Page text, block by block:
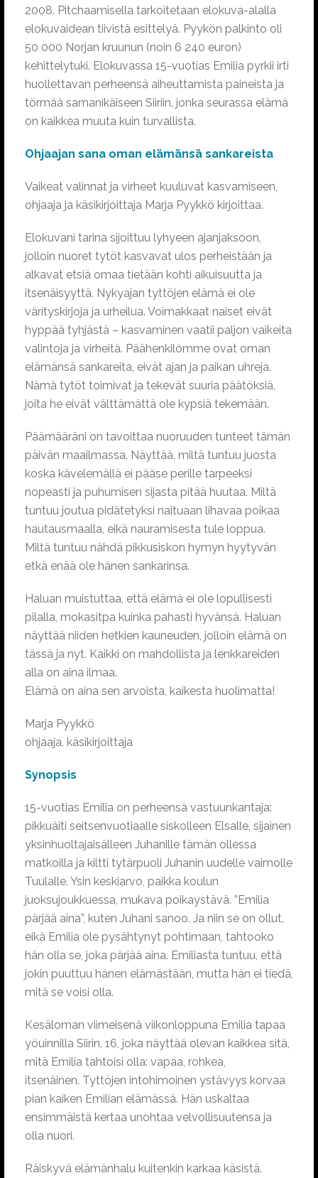
2008. Pitchaamisella tarkoitetaan elokuva-alalla
elokuvaidean tiivistä esittelyä. Pyykön palkinto oli
50 000 Norjan kruunun (noin 6 240 euron)
kehittelytuki. Elokuvassa 15-vuotias Emilia pyrkii irti
huollettavan perheensä aiheuttamista paineista ja
törmää samanikäiseen Siiriin, jonka seurassa elämä
on kaikkea muuta kuin turvallista.
Ohjaajan sana oman elämänsä sankareista
Vaikeat valinnat ja virheet kuuluvat kasvamiseen,
ohjaaja ja käsikirjoittaja Marja Pyykkö kirjoittaa.
Elokuvani tarina sijoittuu lyhyeen ajanjaksoon,
jolloin nuoret tytöt kasvavat ulos perheistään ja
alkavat etsiä omaa tietään kohti aikuisuutta ja
itsenäisyyttä. Nykyajan tyttöjen elämä ei ole
värityskirjoja ja urheilua. Voimakkaat naiset eivät
hyppää tyhjästä – kasvaminen vaatii paljon vaikeita
valintoja ja virheitä. Päähenkilömme ovat oman
elämänsä sankareita, eivät ajan ja paikan uhreja.
Nämä tytöt toimivat ja tekevät suuria päätöksiä,
joita he eivät välttämättä ole kypsiä tekemään.
Päämääräni on tavoittaa nuoruuden tunteet tämän
päivän maailmassa. Näyttää, miltä tuntuu juosta
koska kävelemällä ei pääse perille tarpeeksi
nopeasti ja puhumisen sijasta pitää huutaa. Miltä
tuntuu joutua pidätetyksi naituaan lihavaa poikaa
hautausmaalla, eikä nauramisesta tule loppua.
Miltä tuntuu nähdä pikkusiskon hymyn hyytyvän
etkä enää ole hänen sankarinsa.
Haluan muistuttaa, että elämä ei ole lopullisesti
pilalla, mokasitpa kuinka pahasti hyvänsä. Haluan
näyttää niiden hetkien kauneuden, jolloin elämä on
tässä ja nyt. Kaikki on mahdollista ja lenkkareiden
alla on aina ilmaa.
Elämä on aina sen arvoista, kaikesta huolimatta!
Marja Pyykkö
ohjaaja, käsikirjoittaja
Synopsis
15-vuotias Emilia on perheensä vastuunkantaja:
pikkuäiti seitsenvuotiaalle siskolleen Elsalle, sijainen
yksinhuoltajaisälleen Juhanille tämän ollessa
matkoilla ja kiltti tytärpuoli Juhanin uudelle vaimolle
Tuulalle. Ysin keskiarvo, paikka koulun
juoksujoukkuessa, mukava poikaystävä. ”Emilia
pärjää aina”, kuten Juhani sanoo. Ja niin se on ollut,
eikä Emilia ole pysähtynyt pohtimaan, tahtooko
hän olla se, joka pärjää aina. Emiliasta tuntuu, että
jokin puuttuu hänen elämästään, mutta hän ei tiedä,
mitä se voisi olla.
Kesäloman viimeisenä viikonloppuna Emilia tapaa
yöuinnilla Siirin, 16, joka näyttää olevan kaikkea sitä,
mitä Emilia tahtoisi olla: vapaa, rohkea,
itsenäinen. Tyttöjen intohimoinen ystävyys korvaa
pian kaiken Emilian elämässä. Hän uskaltaa
ensimmäistä kertaa unohtaa velvollisuutensa ja
olla nuori.
Räiskyvä elämänhalu kuitenkin karkaa käsistä.